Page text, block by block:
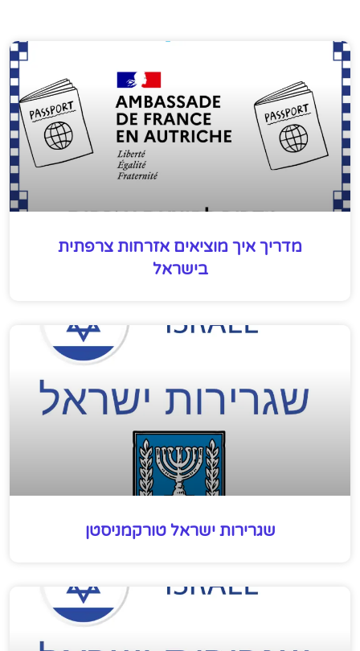
מדריך איך מוציאים אזרחות צרפתית
בישראל
שגרירות ישראל טורקמניסטן